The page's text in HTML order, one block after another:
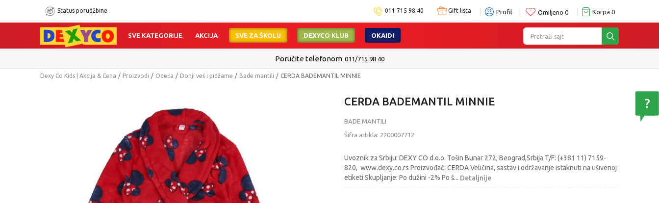
Status porudžbine 011 715 98 40 Gift lista Profil Omiljeno 0 Korpa 0
Pretraži sajt
SVE KATEGORIJE AKCIJA SVE ZA ŠKOLU DEXYCO KLUB OKAIDI
Poručite telefonom 011/715 98 40
Dexy Co Kids | Akcija & Cena Proizvodi Odeća Donji veš i pidžame Bade mantili CERDA BADEMANTIL MINNIE
CERDA BADEMANTIL MINNIE
BADE MANTILI
Šifra artikla: 2200007712
Uvoznik za Srbiju: DEXY CO d.o.o. Tošin Bunar 272, Beograd,Srbija T/F: (+381 11) 7159-
820, www.dexy.co.rs Proizvođač: CERDA Veličina, sastav i održavanje istaknuti na ušivenoj
etiketi Skupljanje: Po dužini -2% Po š... Detaljnije